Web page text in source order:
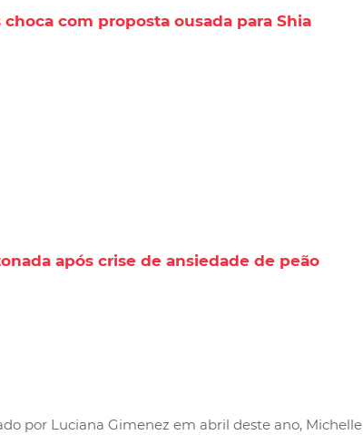
choca com proposta ousada para Shia
após crise de ansiedade de peão
por Luciana Gimenez em abril deste ano, Michelle